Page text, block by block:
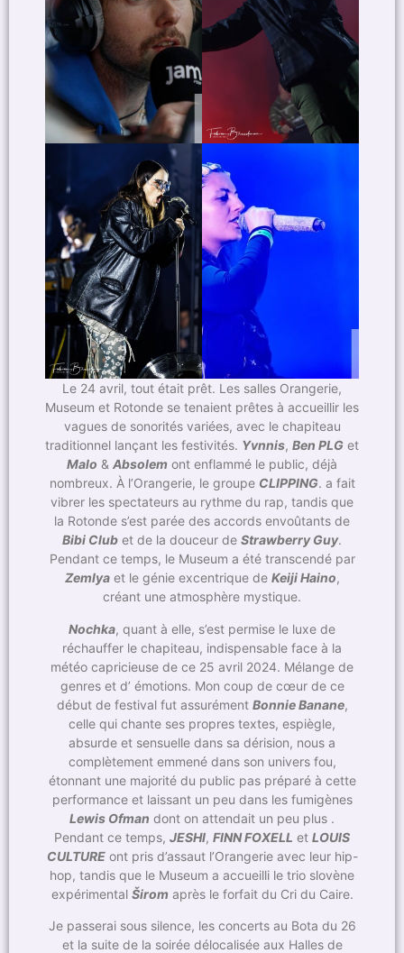
Le 24 avril, tout était prêt. Les salles Orangerie,
Museum et Rotonde se tenaient prêtes à accueillir les
vagues de sonorités variées, avec le chapiteau
traditionnel lançant les festivités. Yvnnis, Ben PLG et
Malo & Absolem ont enflammé le public, déjà
nombreux. À l’Orangerie, le groupe CLIPPING. a fait
vibrer les spectateurs au rythme du rap, tandis que
la Rotonde s’est parée des accords envoûtants de
Bibi Club et de la douceur de Strawberry Guy.
Pendant ce temps, le Museum a été transcendé par
Zemlyaet le génie excentrique de Keiji Haino,
créant une atmosphère mystique.
Nochka, quant à elle, s’est permise le luxe de
réchauffer le chapiteau, indispensable face à la
météo capricieuse de ce 25 avril 2024. Mélange de
genres et d’ émotions. Mon coup de cœur de ce
début de festival fut assurément Bonnie Banane,
celle qui chante ses propres textes, espiègle,
absurde et sensuelle dans sa dérision, nous a
complètement emmené dans son univers fou,
étonnant une majorité du public pas préparé à cette
performance et laissant un peu dans les fumigènes
Lewis Ofman dont on attendait un peu plus .
Pendant ce temps, JESHI, FINN FOXELL et LOUIS
CULTUREont pris d’assaut l’Orangerie avec leur hip-
hop, tandis que le Museum a accueilli le trio slovène
expérimental Širom après le forfait du Cri du Caire.
Je passerai sous silence, les concerts au Bota du 26
et la suite de la soirée délocalisée aux Halles de